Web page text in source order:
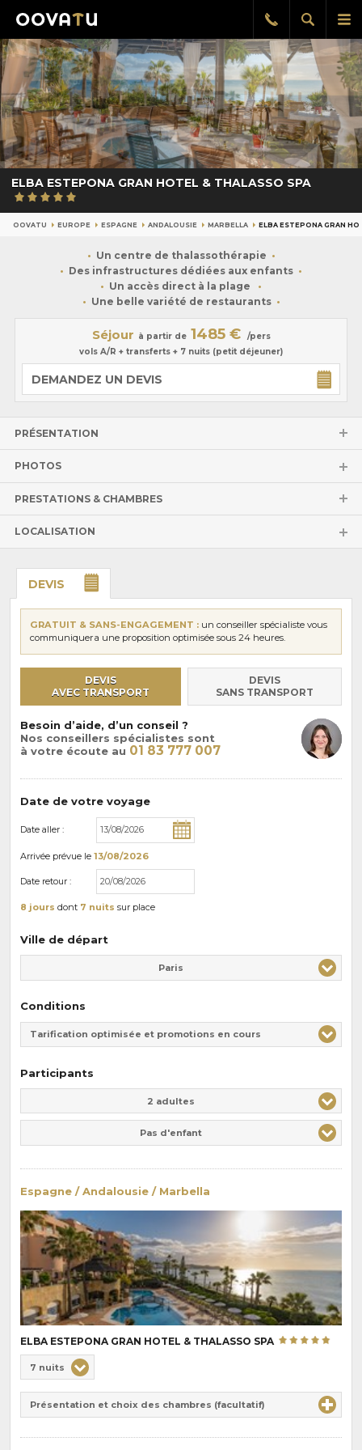
le
Afficher
la
Rappel
gratuit
ELBA ESTEPONA GRAN HOTEL & THALASSO SPA
OOVATU EUROPE ESPAGNE ANDALOUSIE MARBELLA ELBA ESTEPONA GRAN
Un centre de thalassothérapie
Des infrastructures dédiées aux enfants
Un accès direct à la plage
Une belle variété de restaurants
Séjour à partir de 1485 €
/pers
vols A/R + transferts + 7 nuits (petit déjeuner)
DEMANDEZ UN DEVIS
PRÉSENTATION
PHOTOS
PRESTATIONS & CHAMBRES
LOCALISATION
DEVIS
GRATUIT & SANS-ENGAGEMENT : un conseiller spécialiste vous
communiquera une proposition optimisée sous 24 heures.
DEVIS
AVEC TRANSPORT
DEVIS
SANS TRANSPORT
Besoin d’aide, d’un conseil ?
Nos conseillers spécialistes sont
à votre écoute au 01 83 777 007
Date de votre voyage
Date aller :
Arrivée prévue le 13/08/2026
Date retour :
8 jours dont 7 nuits sur place
Ville de départ
Paris
Conditions
Tarification optimisée et promotions en cours
Participants
2 adultes
Pas d'enfant
Espagne / Andalousie / Marbella
ELBA ESTEPONA GRAN HOTEL & THALASSO SPA
de
pension
:
Durée
7 nuits
Présentation et choix des chambres (facultatif)